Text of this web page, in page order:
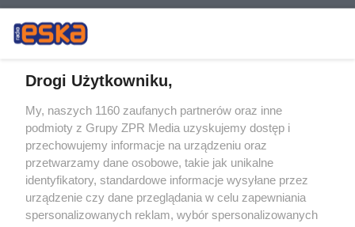
Żaden utwór zamieszczony w serwisie nie może być powielany i
rozpowszechniany lub dalej rozpowszechniany w jakikolwiek sposób (w
tym także elektroniczny lub mechaniczny) na jakimkolwiek polu
eksploatacji w jakiejkolwiek formie, włącznie z umieszczaniem w
Internecie bez pisemnej zgody właściciela praw. Jakiekolwiek użycie lub
wykorzystanie utworów w całości lub w części z naruszeniem prawa,
tzn. bez właściwej zgody, jest zabronione pod groźbą kary i może być
ścigane prawnie.
Drogi Użytkowniku,
My, naszych 1160 zaufanych partnerów oraz inne
podmioty z Grupy ZPR Media uzyskujemy dostęp i
przechowujemy informacje na urządzeniu oraz
przetwarzamy dane osobowe, takie jak unikalne
identyfikatory, standardowe informacje wysyłane przez
urządzenie czy dane przeglądania w celu zapewniania
spersonalizowanych reklam, wybór spersonalizowanych